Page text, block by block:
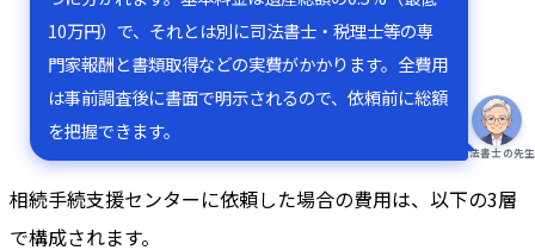
司法書士の先生
10万円）で、それとは別に司法書士・税理士等の専
門家報酬と書類取得などの実費がかかります。全費用
は事前調査後に書面で明示されるので、依頼前に総額
を把握できます。
相続手続支援センターに依頼した場合の費用は、以下の3層
で構成されます。